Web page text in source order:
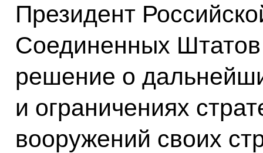
Президент
Соединенных
решение о
и ограничениях
вооружений своих